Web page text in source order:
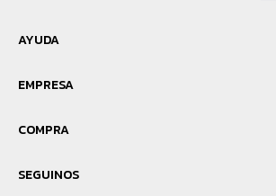
AYUDA
EMPRESA
COMPRA
SEGUINOS